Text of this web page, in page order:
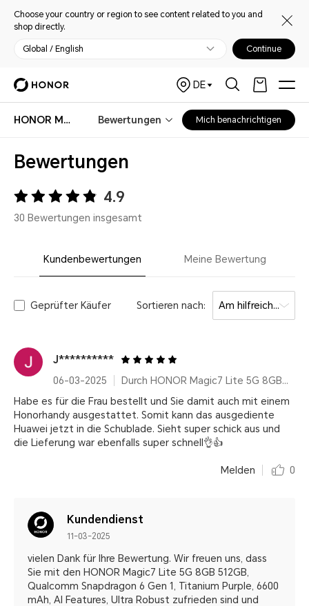
Choose your country or region to see content related to you and
shop directly.
Global / English Continue
DE
HONOR Magic7 Lite Bewertungen Mich benachrichtigen
Bewertungen
4.9
30 Bewertungen insgesamt
Kundenbewertungen Meine Bewertung
Geprüfter Käufer Sortieren nach: Am hilfreichsten
J**********
06-03-2025
Durch HONOR Magic7 Lite 5G 8GB+512GB, Qualcomm Snapdragon 6 Gen 1, Titanium Purple, 6600 mAh, AI Features, Ultra Robust
Habe es für die Frau bestellt und Sie damit auch mit einem
Honorhandy ausgestattet. Somit kann das ausgediente
Huawei jetzt in die Schublade. Sieht super schick aus und
die Lieferung war ebenfalls super schnell👌👍
Melden 0
Kundendienst
11-03-2025
vielen Dank für Ihre Bewertung. Wir freuen uns, dass
Sie mit den HONOR Magic7 Lite 5G 8GB 512GB,
Qualcomm Snapdragon 6 Gen 1, Titanium Purple, 6600
mAh, AI Features, Ultra Robust zufrieden sind und